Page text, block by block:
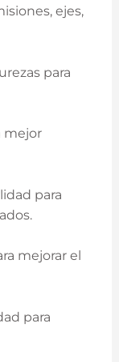
ejes,
para
mejor
para
mejorar el
para